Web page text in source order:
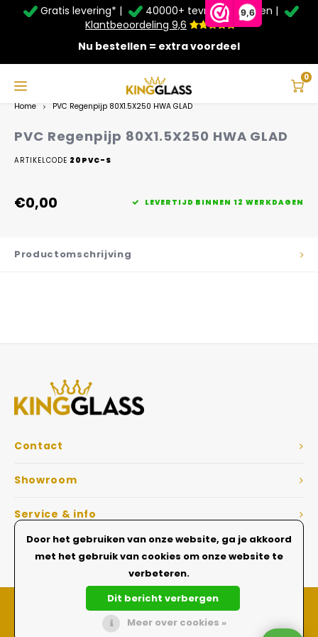
9,6
Service & Contact
Betaalmethoden
Taal
Nederlands
Gratis levering* |
40000+ tevreden klanten |
Klantbeoordeling 9,6
Nu bestellen = extra voordeel
0
Zomer Deals: Tot 20% kortingop schuifwanden en
veranda's +€20extra kassa korting*
Home PVC Regenpijp 80X1.5X250 HWA GLAD
PVC Regenpijp 80X1.5X250 HWA GLAD
ARTIKELCODE 20PVC-S
€0,00 LEVERTIJD BINNEN 12 WERKDAGEN
Productomschrijving
Contact
Showroom
Service & info
Dé Glazen wanden specialist
Door het gebruiken van onze website, ga je akkoord
met het gebruik van cookies om onze website te
verbeteren.
Dit bericht verbergen
Meer over cookies »